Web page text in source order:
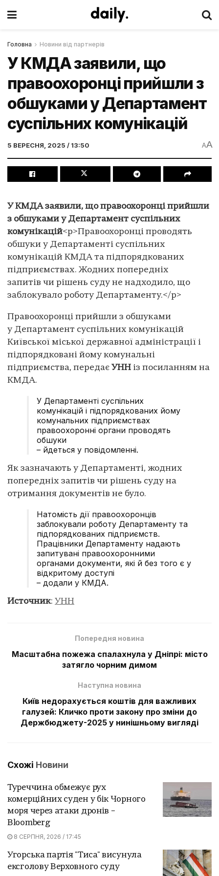
Головна Новини від партнерів
У КМДА заявили, що
правоохоронці прийшли з
обшуками у Департамент
суспільних комунікацій
5 ВЕРЕСНЯ, 2025 / 13:50 AA
У КМДА заявили, що правоохоронці прийшли
з обшуками у Департамент суспільних
комунікацій<p>Правоохоронці проводять
обшуки у Департаменті суспільних
комунікацій КМДА та підпорядкованих
підприємствах. Жодних попередніх
запитів чи рішень суду не надходило, що
заблокувало роботу Департаменту.</p>
Правоохоронці прийшли з обшуками
у Департамент суспільних комунікацій
Київської міської державної адміністрації і
підпорядковані йому комунальні
підприємства, передає УНН із посиланням на
КМДА.
У Департаменті суспільних
комунікацій і підпорядкованих йому
комунальних підприємствах
правоохоронні органи проводять
обшуки
– йдеться у повідомленні.
Як зазначають у Департаменті, жодних
попередніх запитів чи рішень суду на
отримання документів не було.
Натомість дії правоохоронців
заблокували роботу Департаменту та
підпорядкованих підприємств.
Працівники Департаменту надають
запитувані правоохоронними
органами документи, які й без того є у
відкритому доступі
– додали у КМДА.
Источник: УНН
Попередня новина
Масштабна пожежа спалахнула у Дніпрі: місто
затягло чорним димом
Наступна новина
Київ недорахується коштів для важливих
галузей: Кличко проти закону про зміни до
Держбюджету-2025 у нинішньому вигляді
Схожі Новини
Туреччина обмежує рух
комерційних суден у бік Чорного
моря через атаки дронів –
Bloomberg
8 СЕРПНЯ, 2026 / 17:45
Угорська партія "Тиса" висунула
ексголову Верховного суду